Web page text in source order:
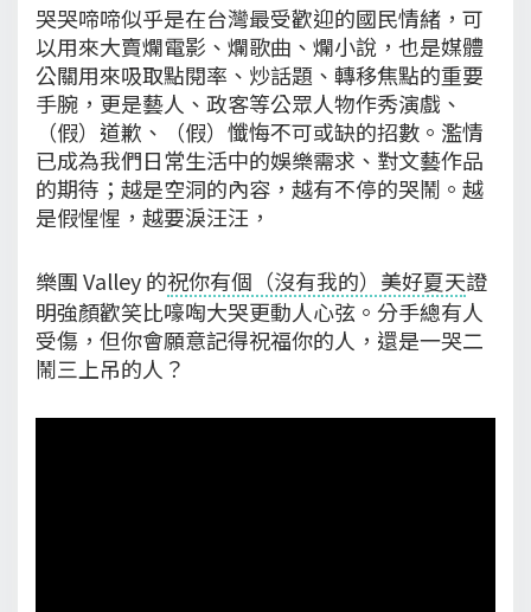
哭哭啼啼似乎是在台灣最受歡迎的國民情緒，可
以用來大賣爛電影、爛歌曲、爛小說，也是媒體
公關用來吸取點閱率、炒話題、轉移焦點的重要
手腕，更是藝人、政客等公眾人物作秀演戲、
（假）道歉、（假）懺悔不可或缺的招數。濫情
已成為我們日常生活中的娛樂需求、對文藝作品
的期待；越是空洞的內容，越有不停的哭鬧。越
是假惺惺，越要淚汪汪，
樂團 Valley 的祝你有個（沒有我的）美好夏天證
明強顏歡笑比嚎啕大哭更動人心弦。分手總有人
受傷，但你會願意記得祝福你的人，還是一哭二
鬧三上吊的人？